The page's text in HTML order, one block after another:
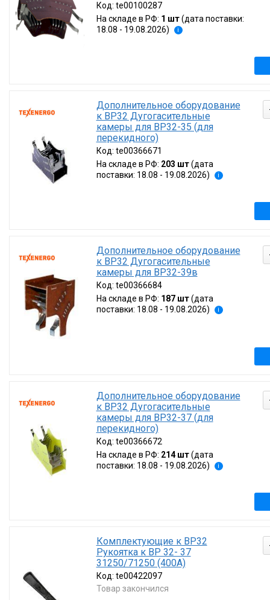
Код: te00100287
На складе в РФ: 1 шт (дата поставки:
18.08 - 19.08.2026)
i
Дополнительное оборудование
к ВР32 Дугогасительные
камеры для ВР32-35 (для
перекидного)
Код: te00366671
На складе в РФ: 203 шт (дата
поставки: 18.08 - 19.08.2026)
i
Дополнительное оборудование
к ВР32 Дугогасительные
камеры для ВР32-39в
Код: te00366684
На складе в РФ: 187 шт (дата
поставки: 18.08 - 19.08.2026)
i
Дополнительное оборудование
к ВР32 Дугогасительные
камеры для ВР32-37 (для
перекидного)
Код: te00366672
На складе в РФ: 214 шт (дата
поставки: 18.08 - 19.08.2026)
i
Комплектующие к ВР32
Рукоятка к ВР 32- 37
31250/71250 (400А)
Код: te00422097
Товар закончился